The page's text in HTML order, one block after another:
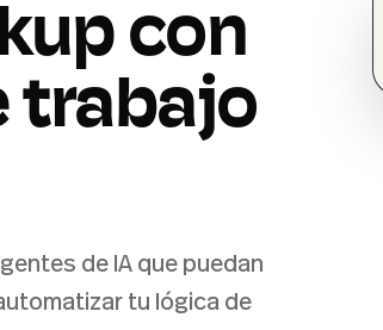
con
trabajo
de IA que puedan
tu lógica de